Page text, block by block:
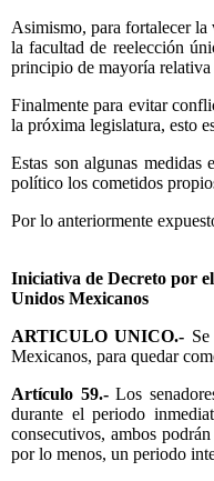
Asimismo, para fortalecer la
la facultad de reelección
principio de mayoría
Finalmente para evitar
la próxima legislatura, esto
Estas son algunas medidas
político los cometidos
Por lo anteriormente
Iniciativa de Decreto por
Unidos Mexicanos
ARTICULO UNICO.-
Mexicanos, para quedar
Artículo 59.-Los
durante el periodo
consecutivos, ambos
por lo menos, un periodo